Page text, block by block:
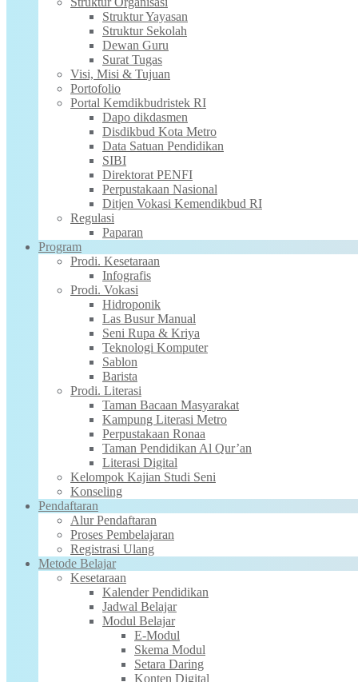
Struktur Yayasan
Struktur Sekolah
Dewan Guru
Surat Tugas
Visi, Misi & Tujuan
Portofolio
Portal Kemdikbudristek RI
Dapo dikdasmen
Disdikbud Kota Metro
Data Satuan Pendidikan
SIBI
Direktorat PENFI
Perpustakaan Nasional
Ditjen Vokasi Kemendikbud RI
Regulasi
Paparan
Program
Prodi. Kesetaraan
Infografis
Prodi. Vokasi
Hidroponik
Las Busur Manual
Seni Rupa & Kriya
Teknologi Komputer
Sablon
Barista
Prodi. Literasi
Taman Bacaan Masyarakat
Kampung Literasi Metro
Perpustakaan Ronaa
Taman Pendidikan Al Qur’an
Literasi Digital
Kelompok Kajian Studi Seni
Konseling
Pendaftaran
Alur Pendaftaran
Proses Pembelajaran
Registrasi Ulang
Metode Belajar
Kesetaraan
Kalender Pendidikan
Jadwal Belajar
Modul Belajar
E-Modul
Skema Modul
Setara Daring
Konten Digital